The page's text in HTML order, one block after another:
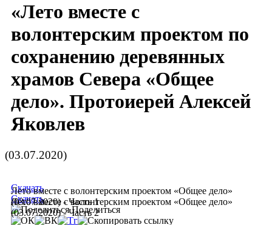
«Лето вместе с
волонтерским проектом по
сохранению деревянных
храмов Севера «Общее
дело». Протоиерей Алексей
Яковлев
(03.07.2020)
Лето вместе с волонтерским проектом «Общее дело»
(03.07.2020) - Часть 1
Скачать
Лето вместе с волонтерским проектом «Общее дело»
(03.07.2020) - Часть 2
Скачать
Поделиться